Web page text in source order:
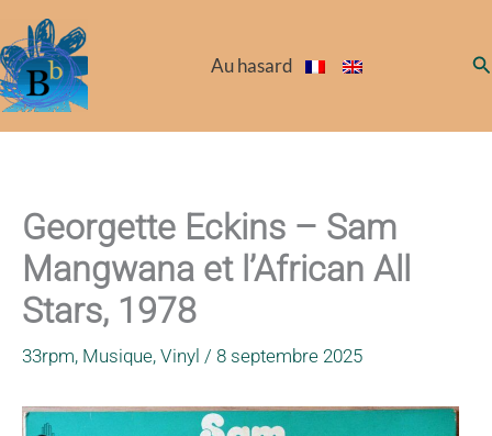
au
contenu
Au hasard
Georgette Eckins – Sam
Mangwana et l’African All
Stars, 1978
33rpm, Musique, Vinyl / 8 septembre 2025